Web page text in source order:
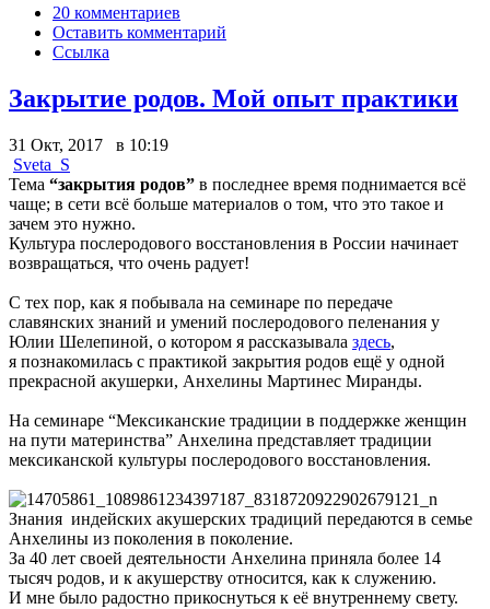
20 комментариев
Оставить комментарий
Ссылка
Закрытие родов. Мой опыт практики
31 Окт, 2017 в 10:19
Sveta_S
Тема “закрытия родов” в последнее время поднимается всё
чаще; в сети всё больше материалов о том, что это такое и
зачем это нужно.
Культура послеродового восстановления в России начинает
возвращаться, что очень радует!
С тех пор, как я побывала на семинаре по передаче
славянских знаний и умений послеродового пеленания у
Юлии Шелепиной, о котором я рассказывала здесь,
я познакомилась с практикой закрытия родов ещё у одной
прекрасной акушерки, Анхелины Мартинес Миранды.
На семинаре “Мексиканские традиции в поддержке женщин
на пути материнства” Анхелина представляет традиции
мексиканской культуры послеродового восстановления.
Знания индейских акушерских традиций передаются в семье
Анхелины из поколения в поколение.
За 40 лет своей деятельности Анхелина приняла более 14
тысяч родов, и к акушерству относится, как к служению.
И мне было радостно прикоснуться к её внутреннему свету.